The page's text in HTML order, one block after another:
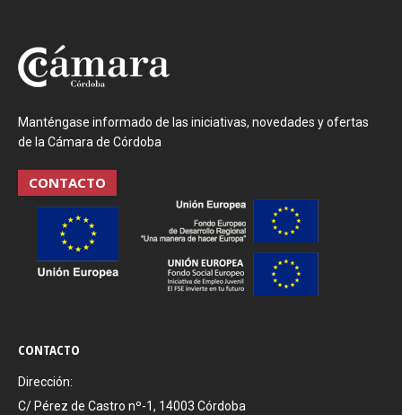
Manténgase informado de las iniciativas, novedades y ofertas
de la Cámara de Córdoba
CONTACTO
CONTACTO
Dirección:
C/ Pérez de Castro nº-1, 14003 Córdoba